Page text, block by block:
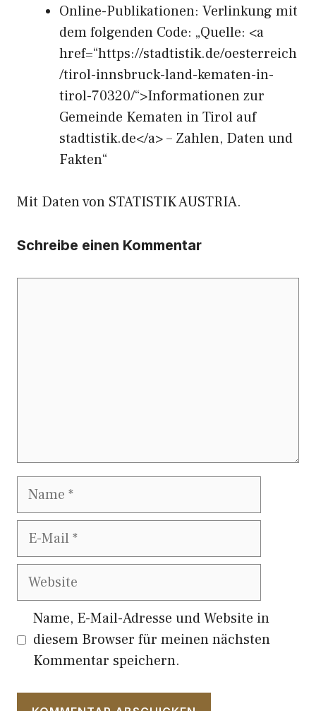
Online-Publikationen: Verlinkung mit
dem folgenden Code: „Quelle: <a
href=“https://stadtistik.de/oesterreich
/tirol-innsbruck-land-kematen-in-
tirol-70320/“>Informationen zur
Gemeinde Kematen in Tirol auf
stadtistik.de</a> – Zahlen, Daten und
Fakten“
Mit Daten von STATISTIK AUSTRIA.
Schreibe einen Kommentar
Name
E-
Website
Name, E-Mail-Adresse und Website in
diesem Browser für meinen nächsten
Kommentar speichern.